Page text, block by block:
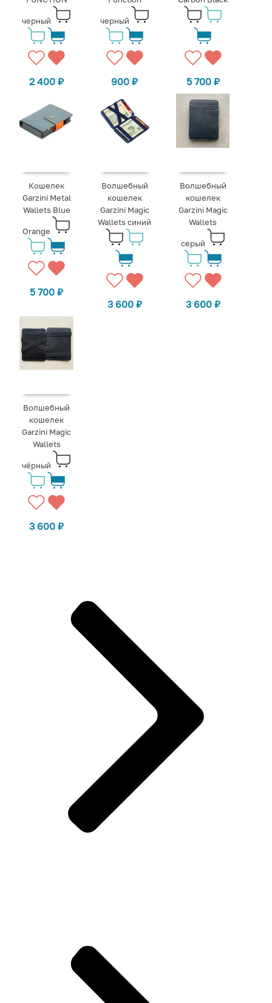
черный
2 400₽
черный
900₽ 5 700 ₽
Кошелек
Garzini Metal
Wallets Blue
Orange
5 700₽
Волшебный
кошелек
Garzini Magic
Wallets синий
3 600 ₽
Волшебный
кошелек
Garzini Magic
Wallets
серый
3 600 ₽
Волшебный
кошелек
Garzini Magic
Wallets
чёрный
3 600₽